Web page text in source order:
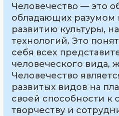
Человечество — это
обладающих разумом
развитию культуры,
технологий. Это
себя всех
человеческого вида,
Человечество
развитых видов на
своей способности к
творчеству и